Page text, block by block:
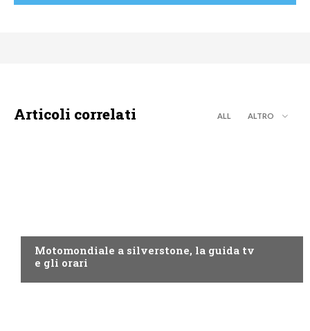
Articoli correlati ALL ALTRO
Motomondiale a silverstone, la guida tv
e gli orari